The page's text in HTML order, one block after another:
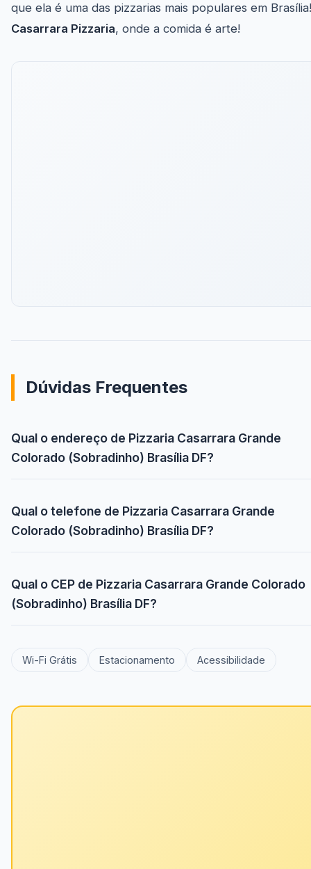
que ela é uma das pizzarias mais populares em Brasília!
Casarrara Pizzaria, onde a comida é arte!
Dúvidas Frequentes
Qual o endereço de Pizzaria Casarrara Grande
Colorado (Sobradinho) Brasília DF?
Qual o telefone de Pizzaria Casarrara Grande
Colorado (Sobradinho) Brasília DF?
Qual o CEP de Pizzaria Casarrara Grande Colorado
(Sobradinho) Brasília DF?
Wi-Fi Grátis Estacionamento Acessibilidade